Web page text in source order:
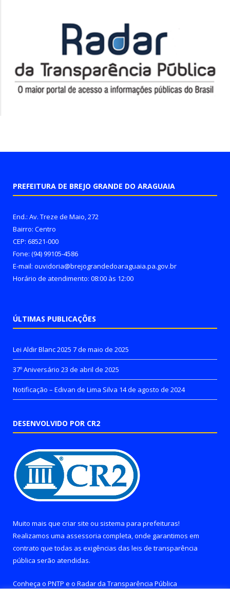
PREFEITURA DE BREJO GRANDE DO ARAGUAIA
End.: Av. Treze de Maio, 272
Bairro: Centro
CEP: 68521-000
Fone: (94) 99105-4586
E-mail: ouvidoria@brejograndedoaraguaia.pa.gov.br
Horário de atendimento: 08:00 às 12:00
ÚLTIMAS PUBLICAÇÕES
Lei Aldir Blanc 2025 7 de maio de 2025
37º Aniversário 23 de abril de 2025
Notificação – Edivan de Lima Silva 14 de agosto de 2024
DESENVOLVIDO POR CR2
Muito mais que criar site ou sistema para prefeituras!
Realizamos uma assessoria completa, onde garantimos em
contrato que todas as exigências das leis de transparência
pública serão atendidas.
Conheça o PNTP e o Radar da Transparência Pública